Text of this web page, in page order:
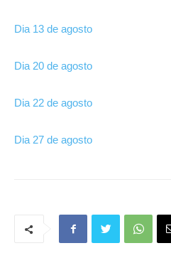
Dia 13 de agosto
Dia 20 de agosto
Dia 22 de agosto
Dia 27 de agosto